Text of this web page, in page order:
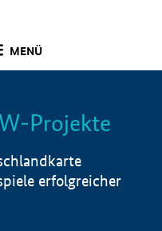
MENÜ
Info
Projekte
erfolgreicher